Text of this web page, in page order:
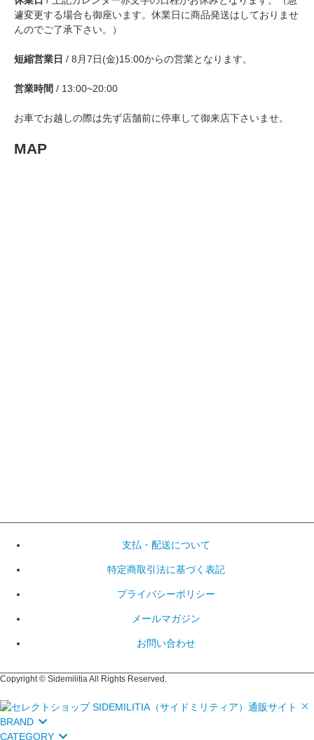
遽変更する場合も御座います。休業日に商品発送はしておりませ
んのでご了承下さい。）
短縮営業日 / 8月7日(金)15:00からの営業となります。
営業時間 / 13:00~20:00
お車でお越しの際は先ず店舗前に停車して御来店下さいませ。
MAP
支払・配送について
特定商取引法に基づく表記
プライバシーポリシー
メールマガジン
お問い合わせ
Copyright © Sidemilitia All Rights Reserved.
BRAND
CATEGORY